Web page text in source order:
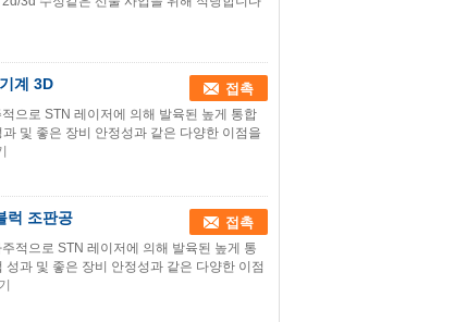
계 3D 접촉
으로 STN 레이저에 의해 발육된 높게 통합
및 좋은 장비 안정성과 같은 다양한 이점을
럭 조판공 접촉
적으로 STN 레이저에 의해 발육된 높게 통
과 및 좋은 장비 안정성과 같은 다양한 이점